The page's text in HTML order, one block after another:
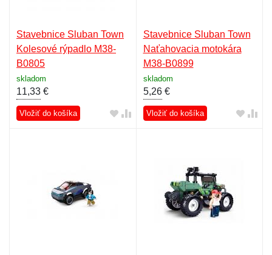
Stavebnice Sluban Town
Kolesové rýpadlo M38-
B0805
skladom
11,33 €
Vložiť do košíka
Stavebnice Sluban Town
Naťahovacia motokára
M38-B0899
skladom
5,26€
Vložiť do košíka